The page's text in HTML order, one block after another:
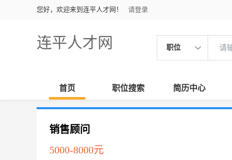
您好，欢迎来到连平人才网！ 请登录
连平人才网 职位
首页 职位搜索 简历中心
销售顾问
5000-8000元